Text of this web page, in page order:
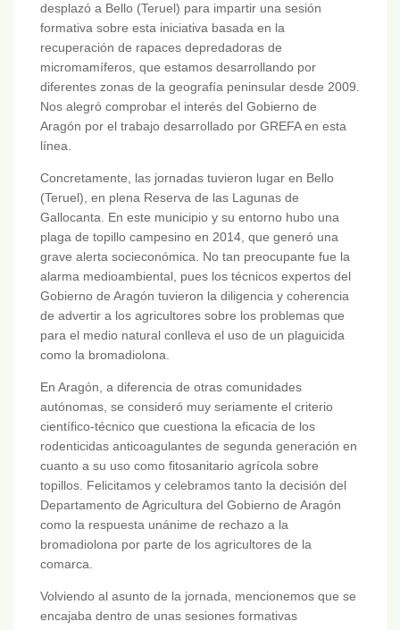
desplazó a Bello (Teruel) para impartir una sesión
formativa sobre esta iniciativa basada en la
recuperación de rapaces depredadoras de
micromamíferos, que estamos desarrollando por
diferentes zonas de la geografía peninsular desde 2009.
Nos alegró comprobar el interés del Gobierno de
Aragón por el trabajo desarrollado por GREFA en esta
línea.
Concretamente, las jornadas tuvieron lugar en Bello
(Teruel), en plena Reserva de las Lagunas de
Gallocanta. En este municipio y su entorno hubo una
plaga de topillo campesino en 2014, que generó una
grave alerta socieconómica. No tan preocupante fue la
alarma medioambiental, pues los técnicos expertos del
Gobierno de Aragón tuvieron la diligencia y coherencia
de advertir a los agricultores sobre los problemas que
para el medio natural conlleva el uso de un plaguicida
como la bromadiolona.
En Aragón, a diferencia de otras comunidades
autónomas, se consideró muy seriamente el criterio
científico-técnico que cuestiona la eficacia de los
rodenticidas anticoagulantes de segunda generación en
cuanto a su uso como fitosanitario agrícola sobre
topillos. Felicitamos y celebramos tanto la decisión del
Departamento de Agricultura del Gobierno de Aragón
como la respuesta unánime de rechazo a la
bromadiolona por parte de los agricultores de la
comarca.
Volviendo al asunto de la jornada, mencionemos que se
encajaba dentro de unas sesiones formativas